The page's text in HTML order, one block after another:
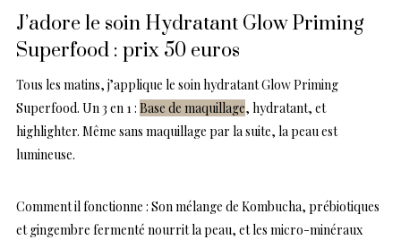
J’adore le soin Hydratant Glow Priming
Superfood : prix 50 euros
Tous les matins, j’applique le soin hydratant Glow Priming
Superfood. Un 3 en 1 : Base de maquillage, hydratant, et
highlighter. Même sans maquillage par la suite, la peau est
lumineuse.
Comment il fonctionne : Son mélange de Kombucha, prébiotiques
et gingembre fermenté nourrit la peau, et les micro-minéraux